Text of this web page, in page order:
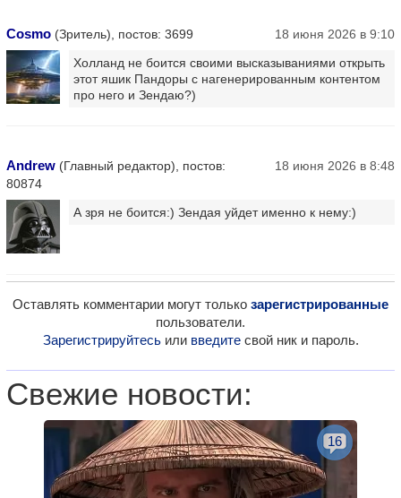
Cosmo (Зритель), постов: 3699
18 июня 2026 в 9:10
Холланд не боится своими высказываниями открыть
этот яшик Пандоры с нагенерированным контентом
про него и Зендаю?)
Andrew (Главный редактор), постов:
80874
18 июня 2026 в 8:48
А зря не боится:) Зендая уйдет именно к нему:)
Оставлять комментарии могут только зарегистрированные
пользователи.
Зарегистрируйтесьили введитесвой ник и пароль.
Свежие новости:
16